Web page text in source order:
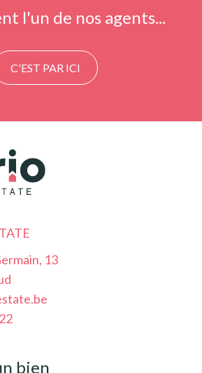
l'un de nos agents...
C'EST PAR ICI
13
bien